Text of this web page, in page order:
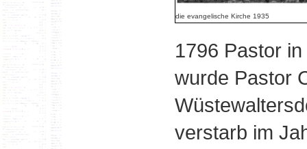
die evangelische Kirche 1935
1796 Pastor
wurde Pastor
verstarb im